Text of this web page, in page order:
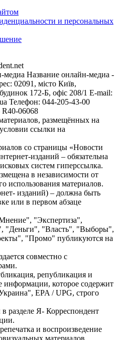
и персональных
медиа Название онлайн-медиа -
02091, місто Київ,
172-Б, офіс 208/1 E-mail:
Телефон: 044-205-43-00
06068
размещённых на
ссылки на
со страницы «Новости
изданий – обязательна
систем гиперссылка.
в независимости от
использования материалов.
изданий) – должна быть
или в первом абзаце
"Экспертиза",
"Деньги", "Власть", "Выборы",
"Промо" публикуются на
совместно с
републикация и
информации, которое содержит
EPA / UPG, строго
разделе Я- Корреспондент
и воспроизведение